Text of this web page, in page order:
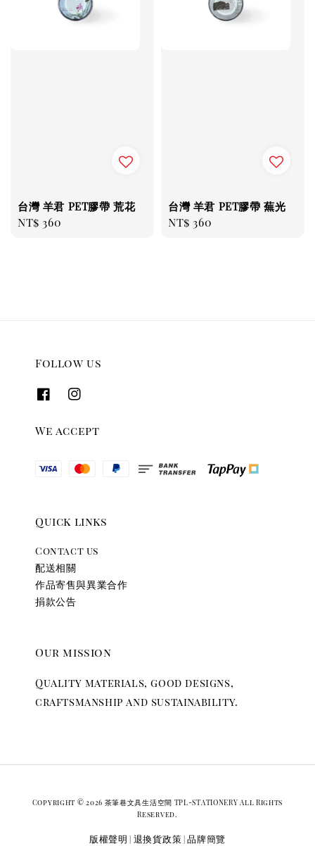
台灣 羊君 PET膠帶 荒花
Regular
NT$ 360
台灣 羊君 PET膠帶 蕪光
Regular
NT$ 360
Follow us
We accept
Quick links
Contact us
配送相關
作品寄售與異業合作
捐款公告
Our mission
Quality materials, good designs,
craftsmanship and sustainability.
Copyright © 2026 茶筆巷文具生活空間 TPL-STATIONERY All Rights
Reserved.
版權聲明 退換貨政策 |品牌簡覽